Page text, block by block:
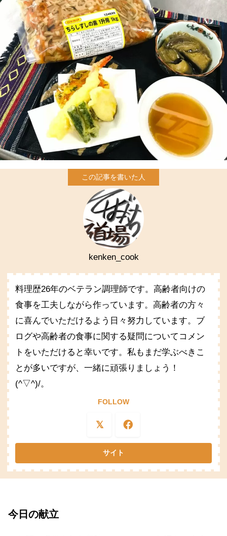
kenken_cook
料理歴26年のベテラン調理師です。高齢者向けの
食事を工夫しながら作っています。高齢者の方々
に喜んでいただけるよう日々努力しています。ブ
ログや高齢者の食事に関する疑問についてコメン
トをいただけると幸いです。私もまだ学ぶべきこ
とが多いですが、一緒に頑張りましょう！
(^▽^)/。
FOLLOW
今日の献立